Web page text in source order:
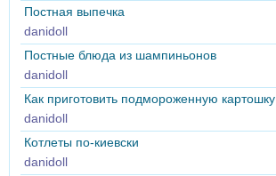
Постная выпечка
danidoll
Постные блюда из шампиньонов
danidoll
Как приготовить подмороженную картошку
danidoll
Котлеты по-киевски
danidoll